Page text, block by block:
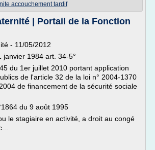
accouchement tardif
| Portail de la Fonction
- 11/05/2012
janvier 1984 art. 34-5°
du 1er juillet 2010 portant application
de l'article 32 de la loi n° 2004-1370
de financement de la sécurité sociale
du 9 août 1995
le stagiaire en activité, a droit au congé